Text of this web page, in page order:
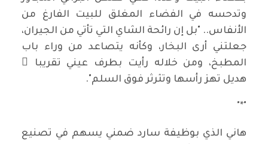
وتدحسه في الفضاء المغلق للبيت الفارغ من
الأنفاس.. "بل إن رائحة الشاي التي تأتي من الجيران،
جعلتني أرى البخار، وكأنه يتصاعد من وراء باب
المطبخ، ومن خلاله رأيت بطرف عيني تقريبا ً
هديل تهز رأسها وتثرثر فوق السلم".
"*"
هاني الذي بوظيفة سارد ضمني يسهم في تصنيع